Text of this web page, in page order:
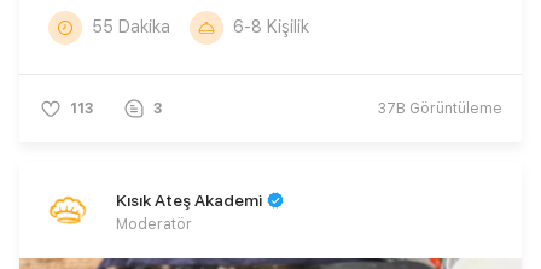
55 Dakika 6-8 Kişilik
113 3 37B Görüntüleme
Kısık Ateş Akademi
Moderatör